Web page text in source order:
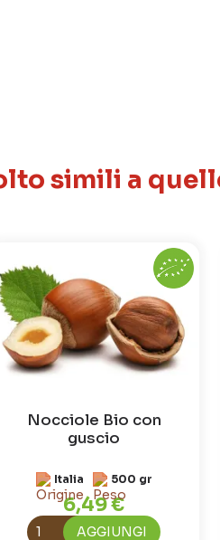
simili a
Nocciole Bio con
guscio
Italia 500 gr
6,49 €
AGGIUNGI